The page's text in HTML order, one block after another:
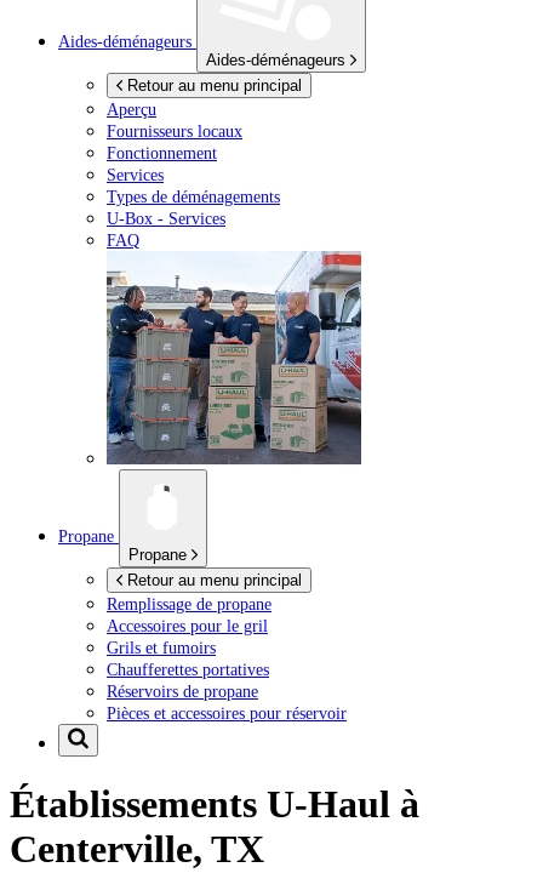
Aides-déménageurs
Aides-déménageurs
Retour au menu principal
Aperçu
Fournisseurs locaux
Fonctionnement
Services
Types de déménagements
U-Box - Services
FAQ
Propane
Propane
Retour au menu principal
Remplissage de propane
Accessoires pour le gril
Grils et fumoirs
Chaufferettes portatives
Réservoirs de propane
Pièces et accessoires pour réservoir
Établissements U-Haul à
Centerville, TX